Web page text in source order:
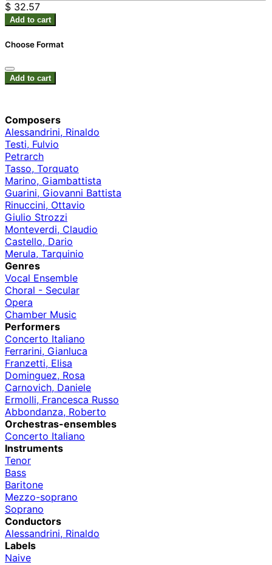
$ 32.57
Add to cart
Choose Format
Add to cart
Composers
Alessandrini, Rinaldo
Testi, Fulvio
Petrarch
Tasso, Torquato
Marino, Giambattista
Guarini, Giovanni Battista
Rinuccini, Ottavio
Giulio Strozzi
Monteverdi, Claudio
Castello, Dario
Merula, Tarquinio
Genres
Vocal Ensemble
Choral - Secular
Opera
Chamber Music
Performers
Concerto Italiano
Ferrarini, Gianluca
Franzetti, Elisa
Dominguez, Rosa
Carnovich, Daniele
Ermolli, Francesca Russo
Abbondanza, Roberto
Orchestras-ensembles
Concerto Italiano
Instruments
Tenor
Bass
Baritone
Mezzo-soprano
Soprano
Conductors
Alessandrini, Rinaldo
Labels
Naive